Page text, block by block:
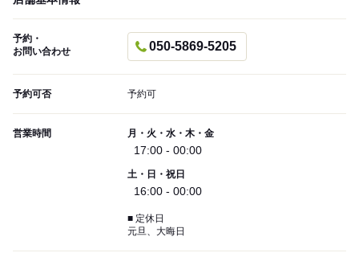
予約・
お問い合わせ
050-5869-5205
予約可否 予約可
営業時間 月・火・水・木・金
17:00 - 00:00
土・日・祝日
16:00 - 00:00
■ 定休日
元旦、大晦日